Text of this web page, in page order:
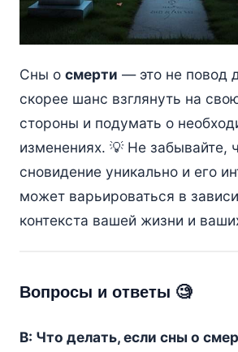
Сны о смерти — это не повод
скорее шанс взглянуть на
стороны и подумать о
изменениях. 💡 Не забывайте,
сновидение уникально и его
может варьироваться в
контекста вашей жизни и
Вопросы и ответы 🧐
В: Что делать, если сны о